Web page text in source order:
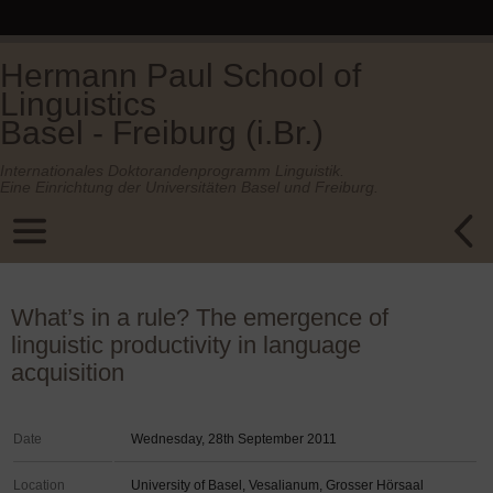
Hermann Paul School of
Linguistics
Basel - Freiburg (i.Br.)
What’s in a rule? The emergence of
linguistic productivity in language
acquisition
Date Wednesday, 28th September 2011
Location University of Basel, Vesalianum, Grosser Hörsaal